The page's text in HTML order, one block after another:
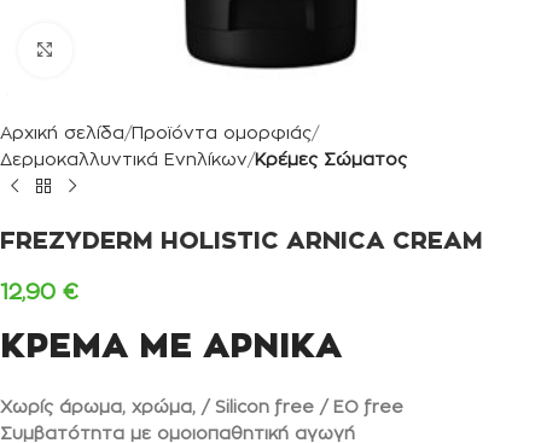
Κλικ για μεγέθυνση
Αρχική σελίδα Προϊόντα ομορφιάς
Δερμοκαλλυντικά Ενηλίκων Κρέμες Σώματος
FREZYDERM HOLISTIC ARNICA CREAM
12,90 €
ΚΡΕΜΑ ΜΕ ΑΡΝΙΚΑ
Χωρίς άρωμα, χρώμα, / Silicon free / EO free
Συμβατότητα με ομοιοπαθητική αγωγή